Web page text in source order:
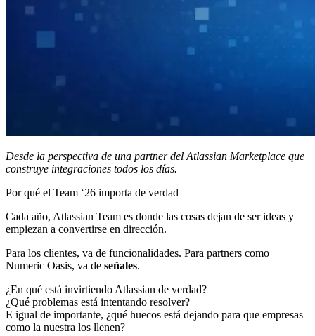
Desde la perspectiva de una partner del Atlassian Marketplace que
construye integraciones todos los días.
Por qué el Team ‘26 importa de verdad
Cada año, Atlassian Team es donde las cosas dejan de ser ideas y
empiezan a convertirse en dirección.
Para los clientes, va de funcionalidades. Para partners como
Numeric Oasis, va de señales.
¿En qué está invirtiendo Atlassian de verdad?
¿Qué problemas está intentando resolver?
E igual de importante, ¿qué huecos está dejando para que empresas
como la nuestra los llenen?